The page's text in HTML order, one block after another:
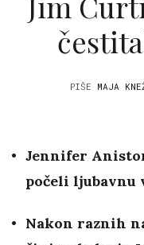
PIŠE MAJA
Jennifer
počeli ljubavnu
Nakon raznih